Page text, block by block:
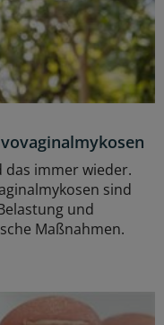
das immer wieder.
sind
und
Maßnahmen.